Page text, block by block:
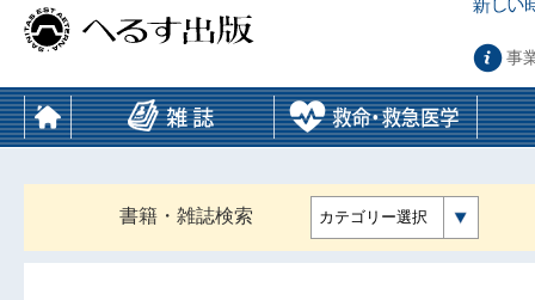
事
書籍・雑誌検索 カテゴリー選択